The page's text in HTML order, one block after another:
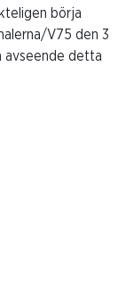
börja
V75 den 3
avseende detta